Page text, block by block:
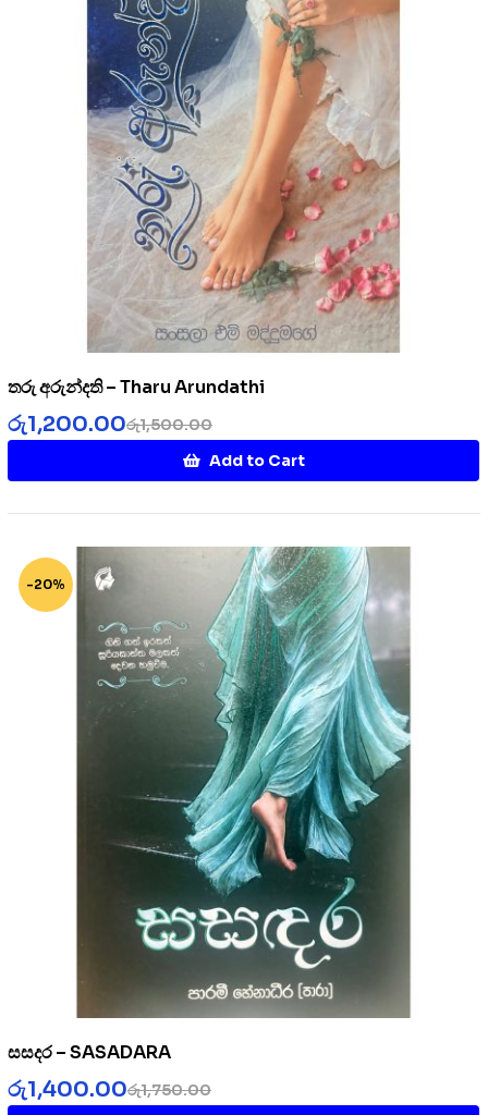
තරු අරුන්දති – Tharu Arundathi
රු1,500.00
රු1,200.00
Add to Cart
-20%
සසදර – SASADARA
රු1,750.00
රු1,400.00